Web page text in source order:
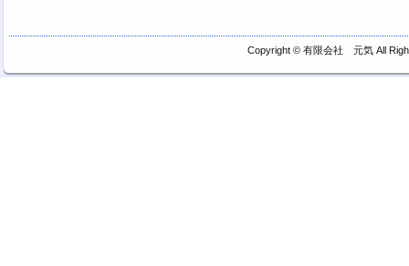
Copyright © 有限会社 元気All